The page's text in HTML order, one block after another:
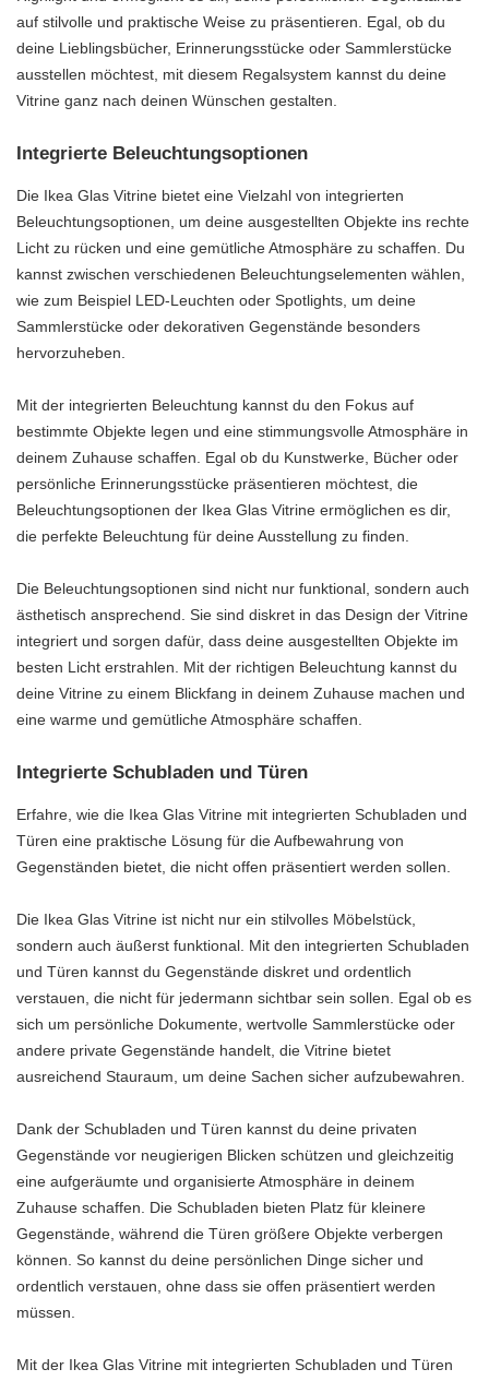
auf stilvolle und praktische Weise zu präsentieren. Egal, ob du
deine Lieblingsbücher, Erinnerungsstücke oder Sammlerstücke
ausstellen möchtest, mit diesem Regalsystem kannst du deine
Vitrine ganz nach deinen Wünschen gestalten.
Integrierte Beleuchtungsoptionen
Die Ikea Glas Vitrine bietet eine Vielzahl von integrierten
Beleuchtungsoptionen, um deine ausgestellten Objekte ins rechte
Licht zu rücken und eine gemütliche Atmosphäre zu schaffen. Du
kannst zwischen verschiedenen Beleuchtungselementen wählen,
wie zum Beispiel LED-Leuchten oder Spotlights, um deine
Sammlerstücke oder dekorativen Gegenstände besonders
hervorzuheben.
Mit der integrierten Beleuchtung kannst du den Fokus auf
bestimmte Objekte legen und eine stimmungsvolle Atmosphäre in
deinem Zuhause schaffen. Egal ob du Kunstwerke, Bücher oder
persönliche Erinnerungsstücke präsentieren möchtest, die
Beleuchtungsoptionen der Ikea Glas Vitrine ermöglichen es dir,
die perfekte Beleuchtung für deine Ausstellung zu finden.
Die Beleuchtungsoptionen sind nicht nur funktional, sondern auch
ästhetisch ansprechend. Sie sind diskret in das Design der Vitrine
integriert und sorgen dafür, dass deine ausgestellten Objekte im
besten Licht erstrahlen. Mit der richtigen Beleuchtung kannst du
deine Vitrine zu einem Blickfang in deinem Zuhause machen und
eine warme und gemütliche Atmosphäre schaffen.
Integrierte Schubladen und Türen
Erfahre, wie die Ikea Glas Vitrine mit integrierten Schubladen und
Türen eine praktische Lösung für die Aufbewahrung von
Gegenständen bietet, die nicht offen präsentiert werden sollen.
Die Ikea Glas Vitrine ist nicht nur ein stilvolles Möbelstück,
sondern auch äußerst funktional. Mit den integrierten Schubladen
und Türen kannst du Gegenstände diskret und ordentlich
verstauen, die nicht für jedermann sichtbar sein sollen. Egal ob es
sich um persönliche Dokumente, wertvolle Sammlerstücke oder
andere private Gegenstände handelt, die Vitrine bietet
ausreichend Stauraum, um deine Sachen sicher aufzubewahren.
Dank der Schubladen und Türen kannst du deine privaten
Gegenstände vor neugierigen Blicken schützen und gleichzeitig
eine aufgeräumte und organisierte Atmosphäre in deinem
Zuhause schaffen. Die Schubladen bieten Platz für kleinere
Gegenstände, während die Türen größere Objekte verbergen
können. So kannst du deine persönlichen Dinge sicher und
ordentlich verstauen, ohne dass sie offen präsentiert werden
müssen.
Mit der Ikea Glas Vitrine mit integrierten Schubladen und Türen